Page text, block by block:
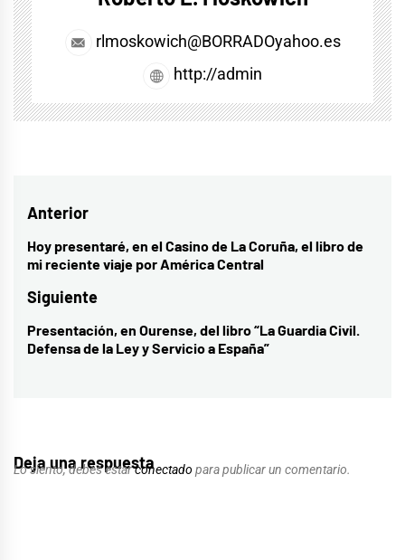
rlmoskowich@BORRADOyahoo.es
http://admin
Navegación
de
entradas
Anterior
Entrada
anterior:
Hoy presentaré, en el Casino de La Coruña, el libro de
mi reciente viaje por América Central
Siguiente
Entrada
siguiente:
Presentación, en Ourense, del libro “La Guardia Civil.
Defensa de la Ley y Servicio a España”
Deja una respuesta
Lo siento, debes estarconectado para publicar un comentario.